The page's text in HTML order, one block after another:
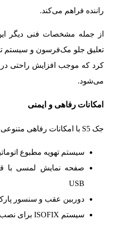
راننده فراهم می‌کند.
از جمله مشخصات فنی دیگر
تعلیق جلو مک‌فرسون و سیستم
کرد که موجب افزایش راحتی در
می‌شود.
امکانات رفاهی و ایمنی
جک S5 با امکانات رفاهی متنوعی عرضه می‌شود که شامل:
سیستم تهویه مطبوع
صفحه نمایش لمسی با
USB
دوربین عقب و سنسور
سیستم ISOFIX برای نصب صندلی کودک